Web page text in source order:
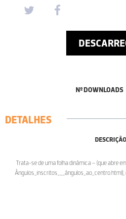
Nº DOWNLOADS
DETALHES
DESCRIÇÃO
Trata-se de uma folha dinâmica – (que abre